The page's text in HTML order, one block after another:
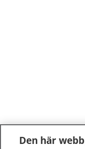
Den här